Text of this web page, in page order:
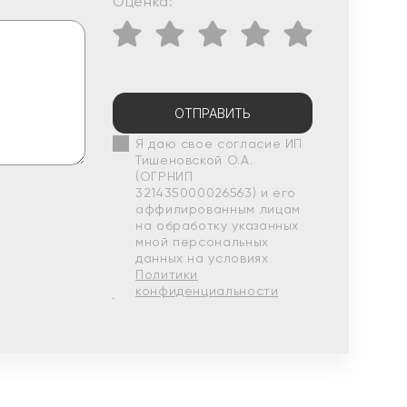
ОТПРАВИТЬ
Я даю свое согласие ИП
Тишеновской О.А.
(ОГРНИП
321435000026563) и его
аффилированным лицам
на обработку указанных
мной персональных
данных на условиях
Политики
конфиденциальности